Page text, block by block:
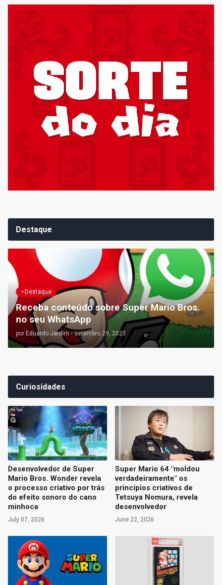
Destaque
~Destaque
Receba conteúdo sobre Super Mario Bros.
no seu WhatsApp
por Eduardo Jardim • setembro 29, 2023
Curiosidades
Desenvolvedor de Super
Mario Bros. Wonder revela
o processo criativo por trás
do efeito sonoro do cano
minhoca
July 07, 2026
Super Mario 64 "moldou
verdadeiramente" os
princípios criativos de
Tetsuya Nomura, revela
desenvolvedor
June 22, 2026